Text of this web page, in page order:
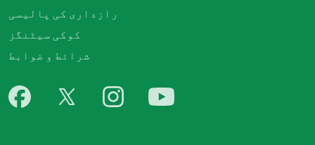
رازداری کی پالیسی
کوکی سیٹنگز
شرائط و ضوابط